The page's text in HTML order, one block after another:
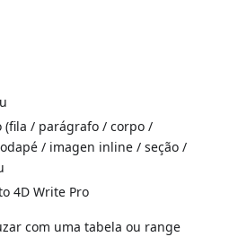
(fila / parágrafo / corpo /
/ imagen inline / seção /
4D Write Pro
com uma tabela ou range